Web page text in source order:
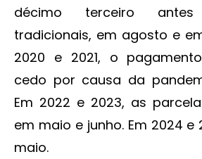
décimo terceiro
tradicionais, em agosto e
2020 e 2021, o
cedo por causa da
Em 2022 e 2023, as
em maio e junho. Em 2024 e
maio.